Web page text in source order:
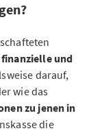
finanzielle und
darauf,
wie das
zu jenen in
die